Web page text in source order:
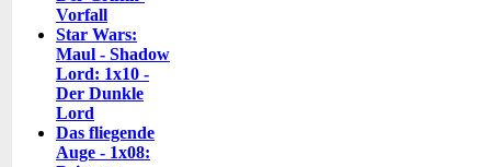
Vorfall
Star Wars:
Maul - Shadow
Lord: 1x10 -
Der Dunkle
Lord
Das fliegende
Auge - 1x08: